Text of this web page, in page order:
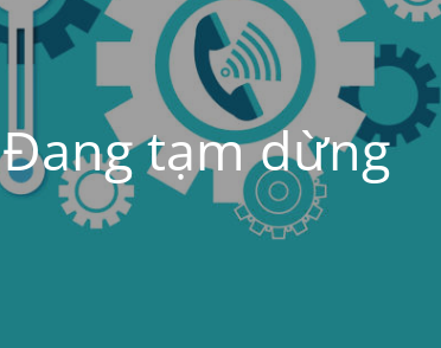
Đang tạm dừng